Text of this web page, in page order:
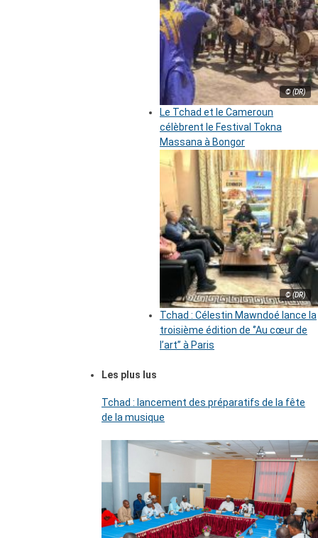
© (DR)
Le Tchad et le Cameroun
célèbrent le Festival Tokna
Massana à Bongor
© (DR)
Tchad : Célestin Mawndoé lance la
troisième édition de ‘’Au cœur de
l’art’’ à Paris
Les plus lus
Tchad : lancement des préparatifs de la fête
de la musique